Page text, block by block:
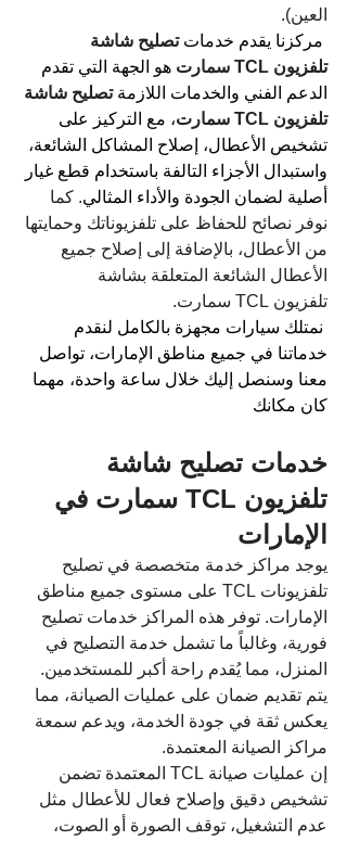
العين).
مركزنا يقدم خدمات تصليح شاشة
تلفزيون TCL سمارت
هو الجهة التي تقدم
الدعم الفني والخدمات اللازمة تصليح شاشة
تلفزيون TCL سمارت
، مع التركيز على
تشخيص الأعطال، إصلاح المشاكل الشائعة،
واستبدال الأجزاء التالفة باستخدام قطع غيار
أصلية لضمان الجودة والأداء المثالي. كما
نوفر نصائح للحفاظ على تلفزيوناتك وحمايتها
من الأعطال، بالإضافة إلى إصلاح جميع
الأعطال الشائعة المتعلقة بشاشة
تلفزيون TCL سمارت.
نمتلك سيارات مجهزة بالكامل لنقدم
خدماتنا في جميع مناطق الإمارات، تواصل
معنا وسنصل إليك خلال ساعة واحدة، مهما
كان مكانك
خدمات تصليح شاشة
تلفزيون TCL سمارت
في
الإمارات
يوجد مراكز خدمة متخصصة في تصليح
تلفزيونات TCL على مستوى جميع مناطق
الإمارات. توفر هذه المراكز خدمات تصليح
فورية، وغالباً ما تشمل خدمة التصليح في
المنزل، مما يُقدم راحة أكبر للمستخدمين.
يتم تقديم ضمان على عمليات الصيانة، مما
يعكس ثقة في جودة الخدمة، ويدعم سمعة
مراكز الصيانة المعتمدة.
إن عمليات صيانة TCL المعتمدة تضمن
تشخيص دقيق وإصلاح فعال للأعطال مثل
عدم التشغيل، توقف الصورة أو الصوت،